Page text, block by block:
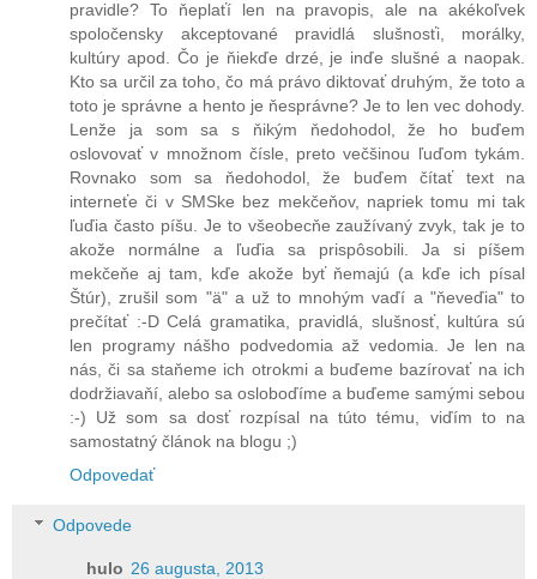
pravidle? To ňeplaťí len na pravopis, ale na akékoľvek
spoločensky akceptované pravidlá slušnosťi, morálky,
kultúry apod. Čo je ňiekďe drzé, je inďe slušné a naopak.
Kto sa určil za toho, čo má právo diktovať druhým, že toto a
toto je správne a hento je ňesprávne? Je to len vec dohody.
Lenže ja som sa s ňikým ňedohodol, že ho buďem
oslovovať v množnom čísle, preto večšinou ľuďom tykám.
Rovnako som sa ňedohodol, že buďem čítať text na
interneťe či v SMSke bez mekčeňov, napriek tomu mi tak
ľuďia často píšu. Je to všeobecňe zaužívaný zvyk, tak je to
akože normálne a ľuďia sa prispôsobili. Ja si píšem
mekčeňe aj tam, kďe akože byť ňemajú (a kďe ich písal
Štúr), zrušil som "ä" a už to mnohým vaďí a "ňeveďia" to
prečítať :-D Celá gramatika, pravidlá, slušnosť, kultúra sú
len programy nášho podvedomia až vedomia. Je len na
nás, či sa staňeme ich otrokmi a buďeme bazírovať na ich
dodržiavaňí, alebo sa osloboďíme a buďeme samými sebou
:-) Už som sa dosť rozpísal na túto tému, viďím to na
samostatný článok na blogu ;)
Odpovedať
Odpovede
hulo 26 augusta, 2013